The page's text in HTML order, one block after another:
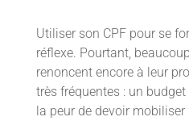
Utiliser son CPF pour se
réflexe. Pourtant,
renoncent encore à leur
très fréquentes : un
la peur de devoir mobiliser